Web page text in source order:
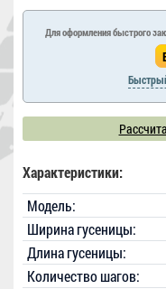
Для оформления быстрого
Характеристики:
Модель:
Ширина гусеницы:
Длина гусеницы:
Количество шагов: